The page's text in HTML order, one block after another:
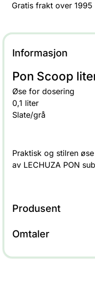
Gratis frakt over 1995
Informasjon
Pon Scoop
Øse for dosering
0,1 liter
Slate/grå
Praktisk og stilren
av LECHUZA PON
Produsent
Omtaler